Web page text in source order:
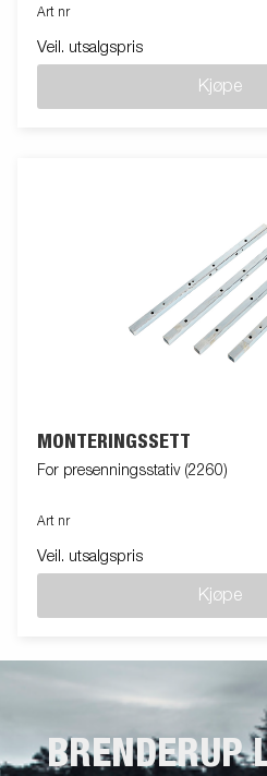
Art nr
Veil. utsalgspris
Kjøpe
MONTERINGSSETT
For presenningsstativ (2260)
Art nr
Veil. utsalgspris
Kjøpe
BRENDERUP